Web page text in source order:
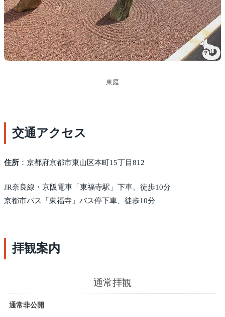
東庭
交通アクセス
住所 ：京都府京都市東山区本町15丁目812
JR奈良線・京阪電車「東福寺駅」下車、徒歩10分
京都市バス「東福寺」バス停下車、徒歩10分
拝観案内
通常拝観
通常非公開